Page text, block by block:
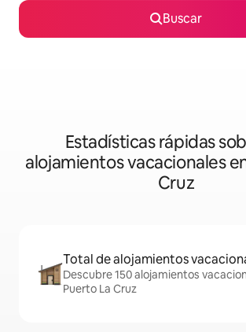
Buscar
Estadísticas rápidas
alojamientos vacacionales
Cruz
Total de alojamientos
Descubre 150 alojamientos
Puerto La Cruz